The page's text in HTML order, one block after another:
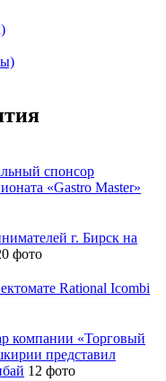
спонсор
«Gastro Master»
г. Бирск на
фото
Rational Icombi
компании «Торговый
представил
12 фото